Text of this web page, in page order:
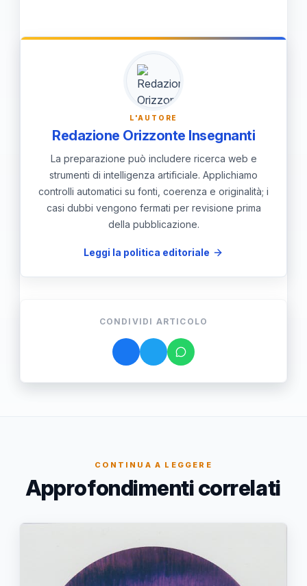
approcci e metodi in vari ambiti scientifici
e ingegneristici, favorendo l'innovazione.
L'AUTORE
Redazione Orizzonte Insegnanti
La preparazione può includere ricerca web e
strumenti di intelligenza artificiale. Applichiamo
controlli automatici su fonti, coerenza e originalità; i
casi dubbi vengono fermati per revisione prima
della pubblicazione.
Leggi la politica editoriale
CONDIVIDI ARTICOLO
CONTINUA A LEGGERE
Approfondimenti correlati